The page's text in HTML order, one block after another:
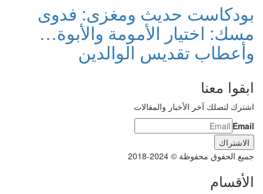
بودكاست حديث ومغزى: فدوى
مسك: اختيار الأمومة والأبوة…
وأعطاب تقديس الوالدين
ابقوا معنا
اشترك لتصلك آخر الأخبار والمقالات
Email
جميع الحقوق محفوظة © 2024-2018
الأقسام